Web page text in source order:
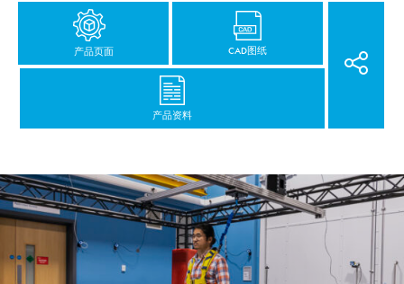
产品页面 CAD图纸
产品资料